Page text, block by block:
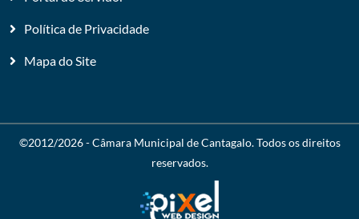
Política de Privacidade
Mapa do Site
©2012/2026 -Câmara Municipal de Cantagalo. Todos os direitos
reservados.